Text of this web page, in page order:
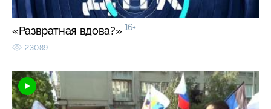
«Развратная вдова?» 16+
23089